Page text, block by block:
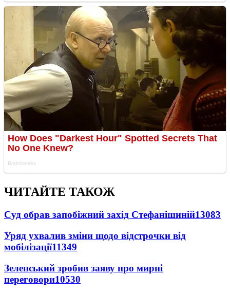
ЧИТАЙТЕ ТАКОЖ
Суд обрав запобіжний захід Стефанішиній13083
Уряд ухвалив зміни щодо відстрочки від
мобілізації11349
Зеленський зробив заяву про мирні
переговори10530